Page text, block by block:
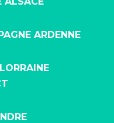
ARDENNE